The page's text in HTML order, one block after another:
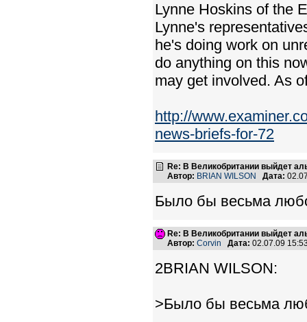
Lynne Hoskins of the
Lynne's
he's doing work on
do anything on this
may get involved. As
http://
news-briefs-for-72
Re: В Великобритании выйдет
Автор: BRIAN WILSON Дата:
Было бы весьма
Re: В Великобритании выйдет
Автор: Corvin Дата: 02.07.09
2BRIAN WILSON:
>Было бы весьма